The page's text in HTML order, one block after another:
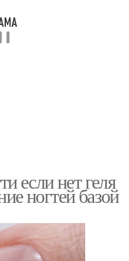
если нет геля
ногтей базой